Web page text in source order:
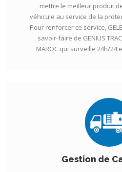
mettre le meilleur produit
véhicule au service de la
Pour renforcer ce service,
savoir-faire de GENIUS
MAROC qui surveille 24h/24
Gestion de